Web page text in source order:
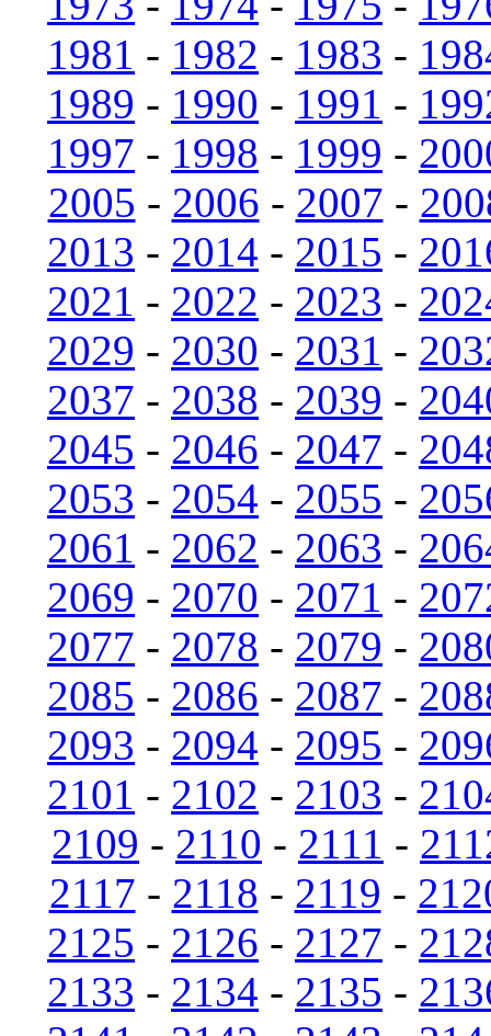
1981 - 1982 - 1983 -
1989 - 1990 - 1991 -
1997 - 1998 - 1999 -
2005 - 2006 - 2007 -
2013 - 2014 - 2015 -
2021 - 2022 - 2023 -
2029 - 2030 - 2031 -
2037 - 2038 - 2039 -
2045 - 2046 - 2047 -
2053 - 2054 - 2055 -
2061 - 2062 - 2063 -
2069 - 2070 - 2071 -
2077 - 2078 - 2079 -
2085 - 2086 - 2087 -
2093 - 2094 - 2095 -
2101 - 2102 - 2103 -
2109 - 2110 - 2111 -
2117 - 2118 - 2119 -
2125 - 2126 - 2127 -
2133 - 2134 - 2135 -